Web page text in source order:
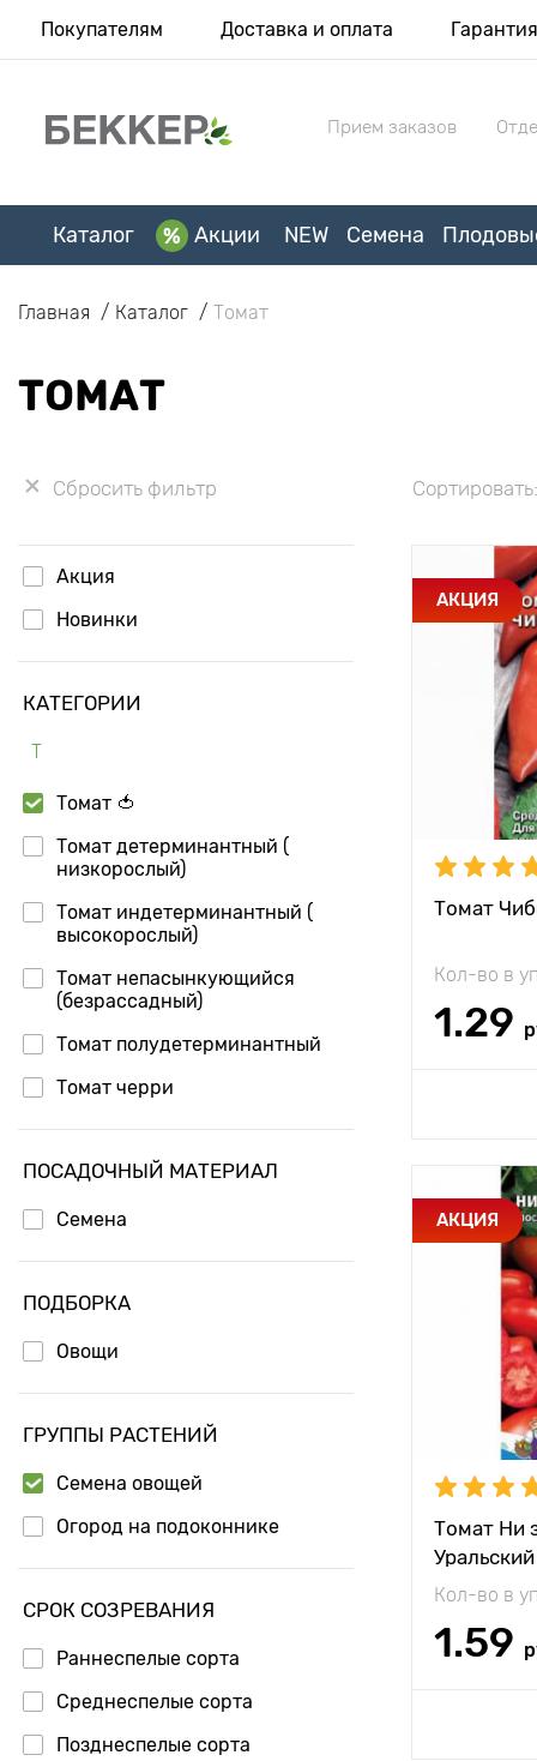
Покупателям Доставка и оплата Гарантия
Прием заказов
Каталог Акции NEW Семена
Главная Каталог Томат
ТОМАТ
Сбросить фильтр
Акция
Новинки
КАТЕГОРИИ
Т
Томат 🍅
Томат детерминантный (
низкорослый)
Томат индетерминантный (
высокорослый)
Томат непасынкующийся
(безрассадный)
Томат полудетерминантный
Томат черри
ПОСАДОЧНЫЙ МАТЕРИАЛ
Семена
ПОДБОРКА
Овощи
ГРУППЫ РАСТЕНИЙ
Семена овощей
Огород на подоконнике
СРОК СОЗРЕВАНИЯ
Раннеспелые сорта
Среднеспелые сорта
Позднеспелые сорта
Сортировать:
АКЦИЯ
Томат
Кол-во в
1.29
Высота
Растояние
растениями
Период
АКЦИЯ
Томат Ни
Кол-во в
1.59
Растояние
растениями